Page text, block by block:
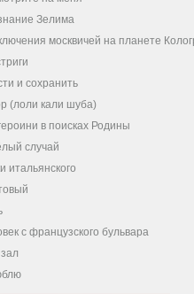
Зелима
москвичей на планете
и сохранить
(лоли кали шуба)
в поисках Родины
случай
итальянского
с французского бульвара